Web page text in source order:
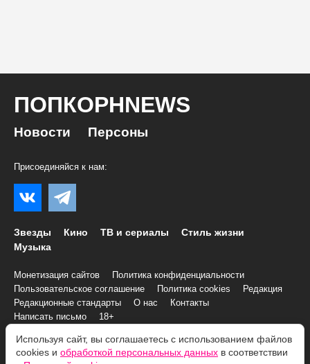
ПОПКОРНNEWS
Новости Персоны
Присоединяйся к нам:
Звезды Кино ТВ и сериалы
Стиль жизни
Музыка
Монетизация сайтов
Политика конфиденциальности
Пользовательское соглашение
Политика cookies
Редакция
Редакционные стандарты
О нас
Контакты
Написать письмо
18+
© 2007–2026 Все права и материалы принадлежат
Используя сайт, вы соглашаетесь с использованием файлов
cookies и обработкой персональных данных в соответствии